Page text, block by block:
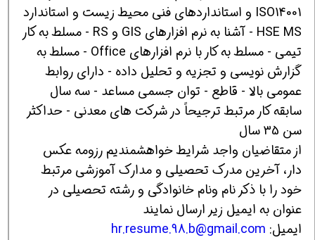
ISO14001 و استانداردهای فنی محیط زیست و استاندارد
HSE MS - آشنا به نرم افزارهای GIS و RS - مسلط به کار
تیمی - مسلط به کار با نرم افزارهای Office - مسلط به
گزارش نویسی و تجزیه و تحلیل داده - دارای روابط
عمومی بالا - قاطع - توان جسمی مساعد - سه سال
سابقه کار مرتبط ترجیحاً در شرکت های معدنی - حداکثر
سن 35 سال
از متقاضیان واجد شرایط خواهشمندیم رزومه عکس
دار، آخرین مدرک تحصیلی و مدارک آموزشی مرتبط
خود را با ذکر نام ونام خانوادگی و رشته تحصیلی در
عنوان به ایمیل زیر ارسال نمایند
ایمیل: hr.resume.98.b@gmail.com